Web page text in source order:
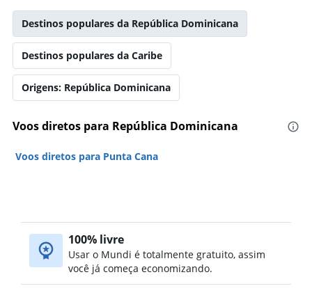
Destinos populares da República Dominicana
Destinos populares da Caribe
Origens: República Dominicana
Voos diretos para República Dominicana
Voos diretos para Punta Cana
100% livre
Usar o Mundi é totalmente gratuito, assim
você já começa economizando.